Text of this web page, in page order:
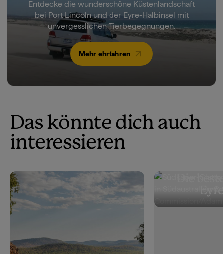
Entdecke die wunderschöne Küstenlandschaft
bei Port Lincoln und der Eyre-Halbinsel mit
unvergesslichen Tierbegegnungen.
Mehr ehrfahren
Das könnte dich auch
interessieren